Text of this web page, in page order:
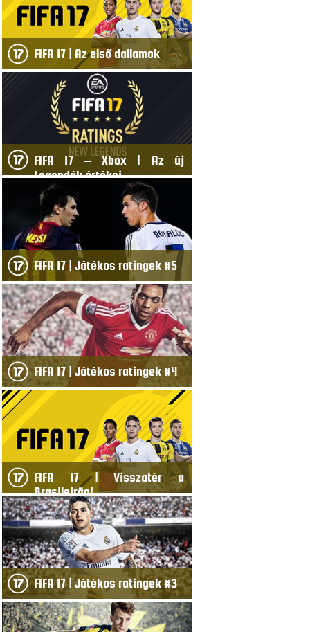
FIFA 17 | Az első dallamok
FIFA 17 – Xbox | Az új
Legendák értékei
FIFA 17 | Játékos ratingek #5
FIFA 17 | Játékos ratingek #4
FIFA 17 | Visszatér a
Brasileirão!
FIFA 17 | Játékos ratingek #3